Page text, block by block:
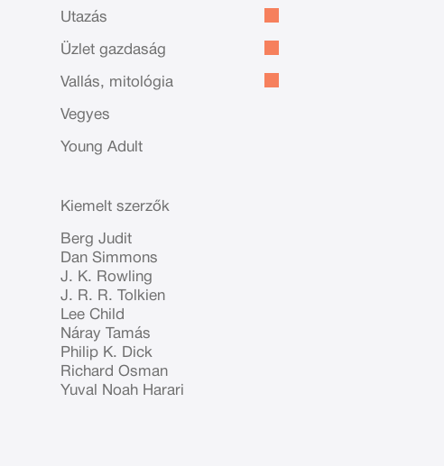
Utazás
Üzlet gazdaság
Vallás, mitológia
Vegyes
Young Adult
Kiemelt szerzők
Berg Judit
Dan Simmons
J. K. Rowling
J. R. R. Tolkien
Lee Child
Náray Tamás
Philip K. Dick
Richard Osman
Yuval Noah Harari